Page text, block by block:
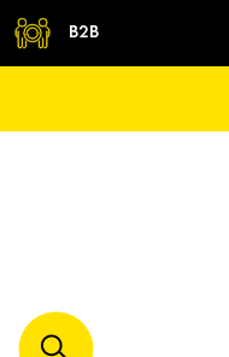
B2B